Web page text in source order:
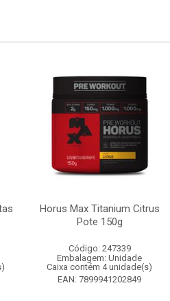
Horus Max Titanium Citrus
Pote 150g
Código: 247339
Embalagem: Unidade
Caixa contém 4 unidade(s)
EAN: 7899941202849